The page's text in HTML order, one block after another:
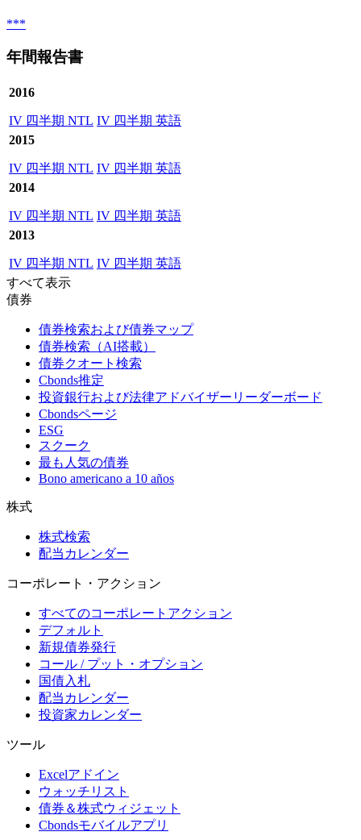
***
年間報告書
2016
IV 四半期 NTL IV 四半期 英語
2015
IV 四半期 NTL IV 四半期 英語
2014
IV 四半期 NTL IV 四半期 英語
2013
IV 四半期 NTL IV 四半期 英語
すべて表示
債券
債券検索および債券マップ
債券検索（AI搭載）
債券クオート検索
Cbonds推定
投資銀行および法律アドバイザーリーダーボード
Cbondsページ
ESG
スクーク
最も人気の債券
Bono americano a 10 años
株式
株式検索
配当カレンダー
コーポレート・アクション
すべてのコーポレートアクション
デフォルト
新規債券発行
コール / プット・オプション
国債入札
配当カレンダー
投資家カレンダー
ツール
Excelアドイン
ウォッチリスト
債券＆株式ウィジェット
Cbondsモバイルアプリ